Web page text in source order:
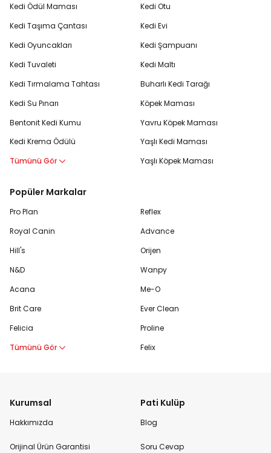
Kedi Ödül Maması
Kedi Taşıma Çantası
Kedi Oyuncakları
Kedi Tuvaleti
Kedi Tırmalama Tahtası
Kedi Su Pınarı
Bentonit Kedi Kumu
Kedi Krema Ödülü
Tümünü Gör
Kedi Otu
Kedi Evi
Kedi Şampuanı
Kedi Maltı
Buharlı Kedi Tarağı
Köpek Maması
Yavru Köpek Maması
Yaşlı Kedi Maması
Yaşlı Köpek Maması
Popüler Markalar
Pro Plan
Royal Canin
Hill's
N&D
Acana
Brit Care
Felicia
Tümünü Gör
Reflex
Advance
Orijen
Wanpy
Me-O
Ever Clean
Proline
Felix
Kurumsal
Hakkımızda
Orijinal Ürün Garantisi
Pati Kulüp
Blog
Soru Cevap